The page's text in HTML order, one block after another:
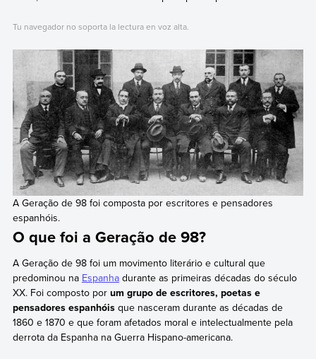
Tu navegador no soporta la lectura en voz alta.
A Geração de 98 foi composta por escritores e pensadores
espanhóis.
O que foi a Geração de 98?
A Geração de 98 foi um movimento literário e cultural que
predominou na Espanhadurante as primeiras décadas do século
XX. Foi composto por um grupo de escritores, poetas e
pensadores espanhóisque nasceram durante as décadas de
1860 e 1870 e que foram afetados moral e intelectualmente pela
derrota da Espanha na Guerra Hispano-americana.